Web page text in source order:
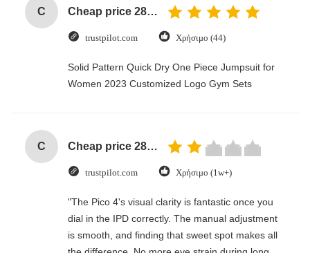
C Cheap price 28mm Aluminium Curtain Rod 1.2mm thickness with plastic final
trustpilot.com Χρήσιμο (44)
Solid Pattern Quick Dry One Piece Jumpsuit for
Women 2023 Customized Logo Gym Sets
C Cheap price 28mm Aluminium Curtain Rod 1.2mm thickness with plastic final
trustpilot.com Χρήσιμο (1w+)
"The Pico 4's visual clarity is fantastic once you
dial in the IPD correctly. The manual adjustment
is smooth, and finding that sweet spot makes all